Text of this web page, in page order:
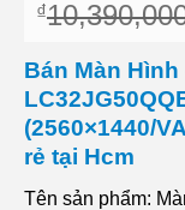
₫
Bán Màn
(2560×1440/
rẻ tại Hcm
Tên sản phẩm: